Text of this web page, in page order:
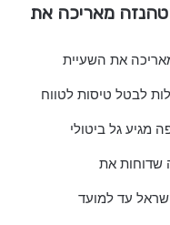
מאריכה את
את השעיית
לבטל טיסות לטווח
מגיע גל ביטולי
שדוחות את
עד למועד